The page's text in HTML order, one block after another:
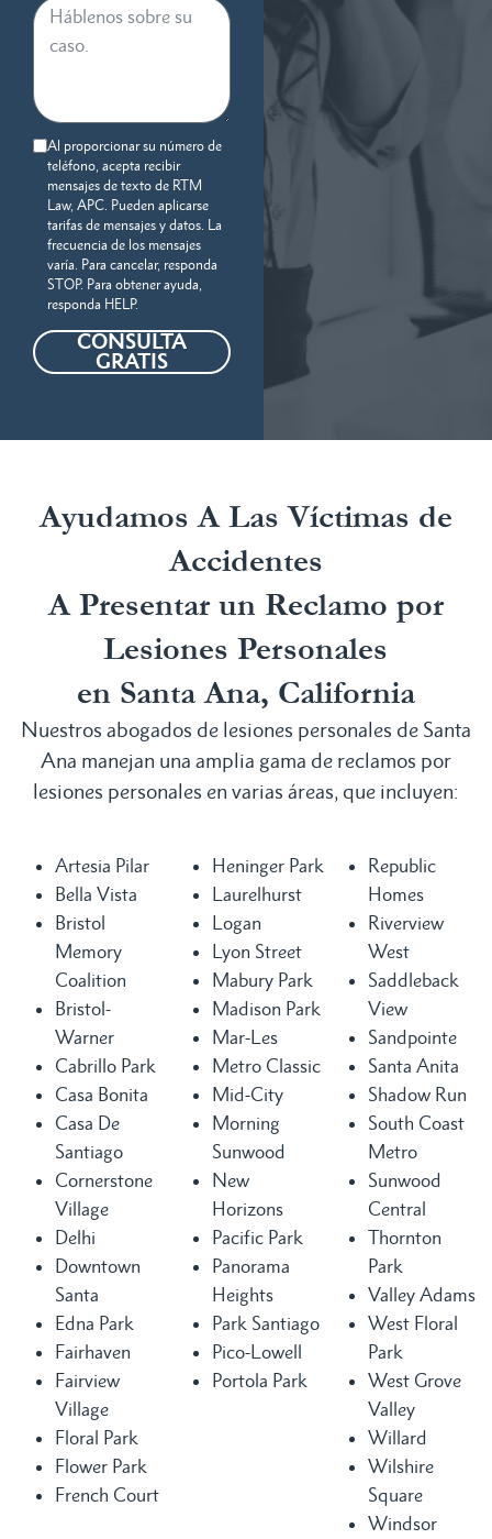
Al proporcionar su número de
teléfono, acepta recibir
mensajes de texto de RTM
Law, APC. Pueden aplicarse
tarifas de mensajes y datos. La
frecuencia de los mensajes
varía. Para cancelar, responda
STOP. Para obtener ayuda,
responda HELP.
CONSULTA
GRATIS
Ayudamos A Las Víctimas de
Accidentes
A Presentar un Reclamo por
Lesiones Personales
en Santa Ana, California
Nuestros abogados de lesiones personales de Santa
Ana manejan una amplia gama de reclamos por
lesiones personales en varias áreas, que incluyen:
Artesia Pilar
Bella Vista
Bristol
Memory
Coalition
Bristol-
Warner
Cabrillo Park
Casa Bonita
Casa De
Santiago
Cornerstone
Village
Delhi
Downtown
Santa
Edna Park
Fairhaven
Fairview
Village
Floral Park
Flower Park
French Court
Heninger Park
Laurelhurst
Logan
Lyon Street
Mabury Park
Madison Park
Mar-Les
Metro Classic
Mid-City
Morning
Sunwood
New
Horizons
Pacific Park
Panorama
Heights
Park Santiago
Pico-Lowell
Portola Park
Republic
Homes
Riverview
West
Saddleback
View
Sandpointe
Santa Anita
Shadow Run
South Coast
Metro
Sunwood
Central
Thornton
Park
Valley Adams
West Floral
Park
West Grove
Valley
Willard
Wilshire
Square
Windsor